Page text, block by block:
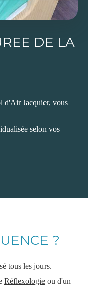
DE LA
d'Air Jacquier, vous
selon vos
?
tous les jours.
Réflexologie ou d'un